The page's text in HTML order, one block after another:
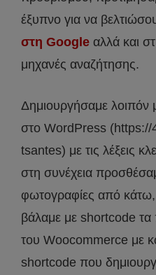
έξυπνο για να
στη Google αλλά και
μηχανές αναζήτησης.
Δημιουργήσαμε λοιπόν
στο WordPress
tsantes) με τις λέξεις
στη συνέχεια
φωτογραφίες από
βάλαμε με shortcode τα
του Woocommerce με
shortcode που